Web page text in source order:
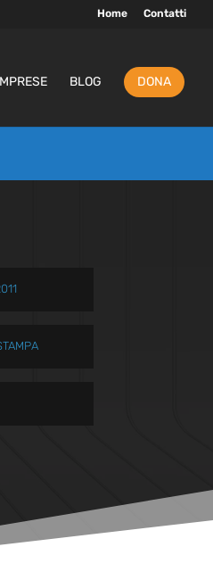
Home Contatti
BLOG DONA